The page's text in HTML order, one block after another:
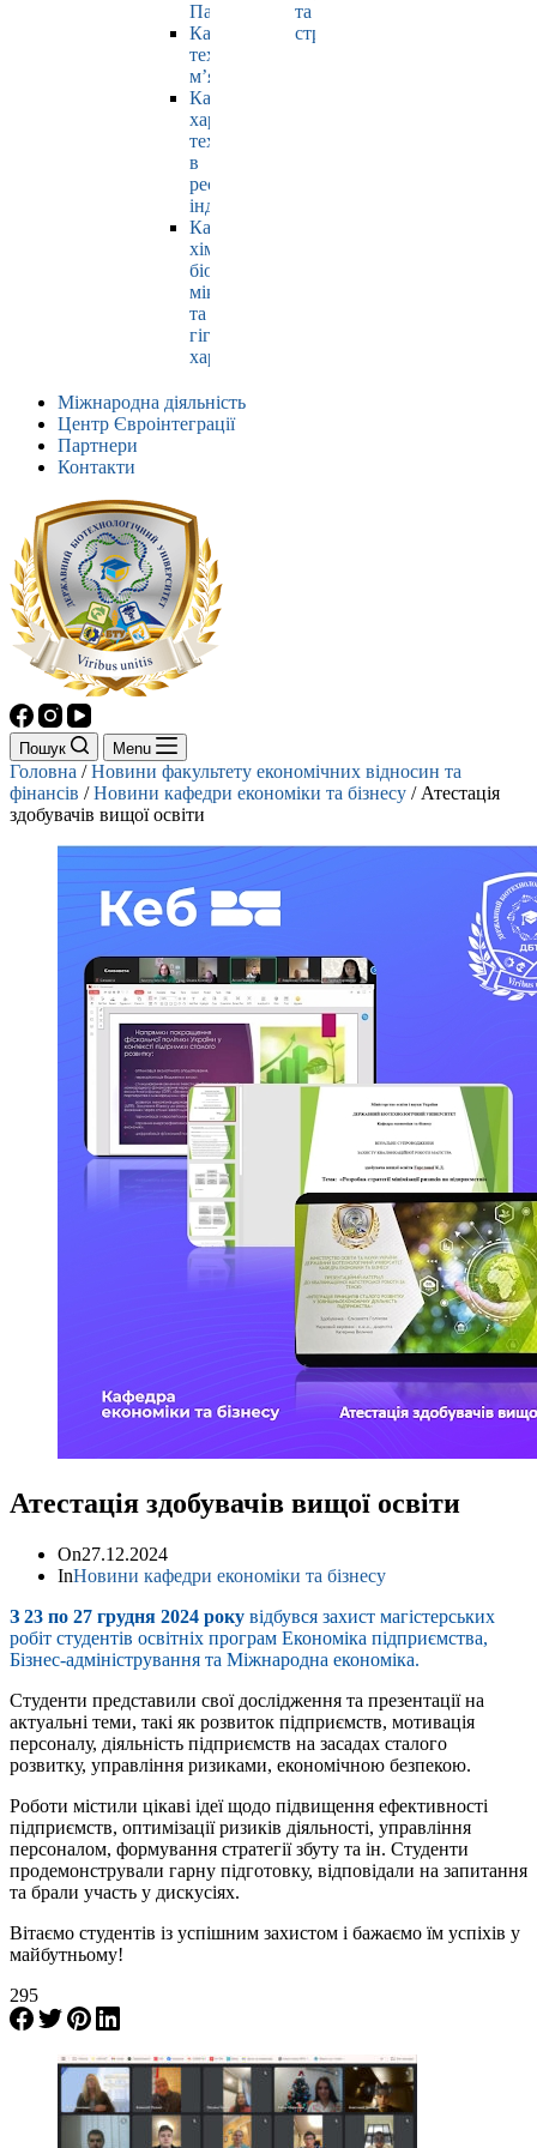
Павлюк
Кафедра
технології
м’яса
Кафедра
харчових
технологій
в
ресторанній
індустрії
Кафедра
хімії,
біохімії,
мікробіології
та
гігієни
харчування
та
страхування
Міжнародна діяльність
Центр Євроінтеграції
Партнери
Контакти
Пошук Menu
Головна /Новини факультету економічних відносин та
фінансів /Новини кафедри економіки та бізнесу / Атестація
здобувачів вищої освіти
Атестація здобувачів вищої освіти
On27.12.2024
InНовини кафедри економіки та бізнесу
З 23 по 27 грудня 2024 року відбувся захист магістерських
робіт студентів освітніх програм Економіка підприємства,
Бізнес-адміністрування та Міжнародна економіка.
Студенти представили свої дослідження та презентації на
актуальні теми, такі як розвиток підприємств, мотивація
персоналу, діяльність підприємств на засадах сталого
розвитку, управління ризиками, економічною безпекою.
Роботи містили цікаві ідеї щодо підвищення ефективності
підприємств, оптимізації ризиків діяльності, управління
персоналом, формування стратегії збуту та ін. Студенти
продемонстрували гарну підготовку, відповідали на запитання
та брали участь у дискусіях.
Вітаємо студентів із успішним захистом і бажаємо їм успіхів у
майбутньому!
295